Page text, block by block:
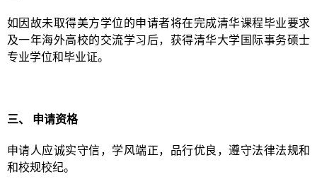
如因故未取得美方学位的申请者将在完成清华课程毕业要求
及一年海外高校的交流学习后，获得清华大学国际事务硕士
专业学位和毕业证。
三、 申请资格
申请人应诚实守信，学风端正，品行优良，遵守法律法规和
和校规校纪。